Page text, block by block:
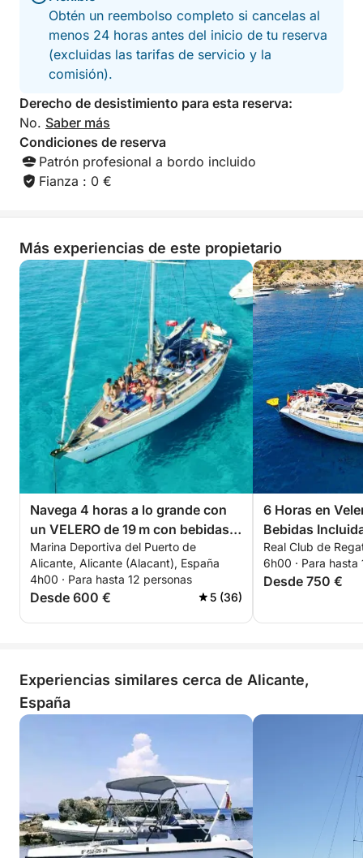
Obtén un reembolso completo si cancelas al
menos 24 horas antes del inicio de tu reserva
(excluidas las tarifas de servicio y la
comisión).
Derecho de desistimiento para esta reserva:
No. Saber más
Condiciones de reserva
Patrón profesional a bordo incluido
Fianza : 0 €
Más experiencias de este propietario
Navega 4 horas a lo grande con
un VELERO de 19 m con bebidas
incluidas + 2 tablas de paddle +
snorkel
Marina Deportiva del Puerto de
Alicante, Alicante (Alacant), España
4h00 · Para hasta 12 personas
Desde 600 € 5 (36)
6 Horas en
Bebidas
Real Club de
6h00 · Para hasta
Desde 750 €
Experiencias similares cerca de Alicante,
España